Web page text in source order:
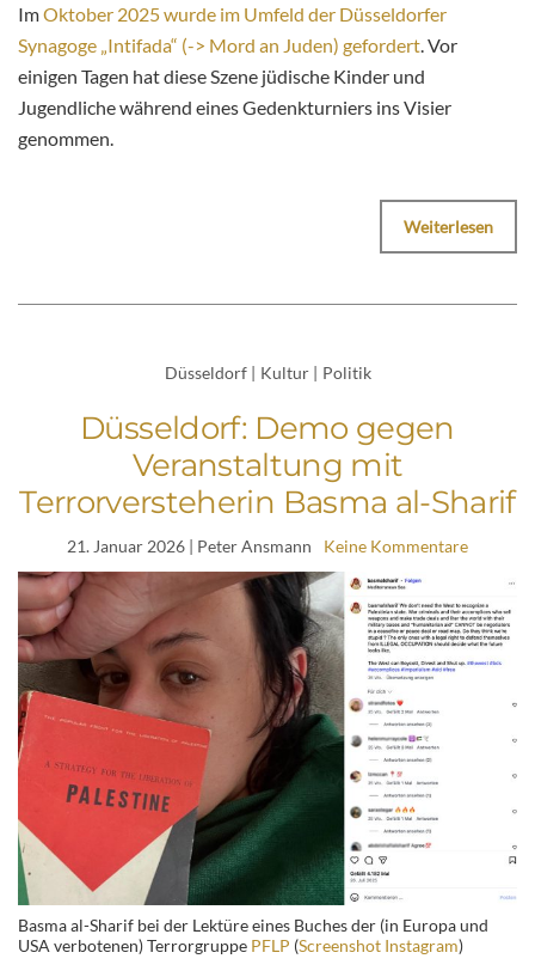
ImOktober 2025 wurde im Umfeld der Düsseldorfer
Synagoge „Intifada“ (-> Mord an Juden) gefordert. Vor
einigen Tagen hat diese Szene jüdische Kinder und
Jugendliche während eines Gedenkturniers ins Visier
genommen.
Weiterlesen
Düsseldorf | Kultur | Politik
Düsseldorf: Demo gegen
Veranstaltung mit
Terrorversteherin Basma al-Sharif
21. Januar 2026 | Peter Ansmann Keine Kommentare
Basma al-Sharif bei der Lektüre eines Buches der (in Europa und
USA verbotenen) Terrorgruppe PFLP (Screenshot Instagram)